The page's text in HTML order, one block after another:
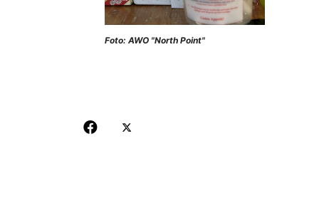
Foto: AWO "North Point"